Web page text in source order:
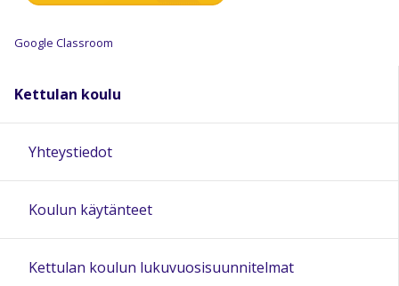
Google Classroom
Kettulan koulu
Yhteystiedot
Koulun käytänteet
Kettulan koulun lukuvuosisuunnitelmat